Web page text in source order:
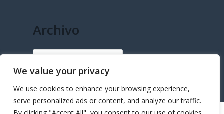
We value your privacy
We use cookies to enhance your browsing experience,
serve personalized ads or content, and analyze our traffic.
Archivo
Archivo